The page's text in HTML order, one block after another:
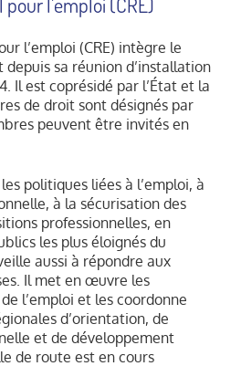
par les mutations
enjeux environnementaux
métiers (métiers en
écologiques,
industrielles, numériques),
régional de
des formations et de
(CPRDFOP) :
évaluation,
: formation initiale,
formation sanitaire
d’investissement dans les
l’emploi (CRE) intègre le
depuis sa réunion d’installation
Il est coprésidé par l’État et la
de droit sont désignés par
peuvent être invités en
politiques liées à l’emploi, à
à la sécurisation des
professionnelles, en
les plus éloignés du
aussi à répondre aux
Il met en œuvre les
l’emploi et les coordonne
d’orientation, de
et de développement
de route est en cours